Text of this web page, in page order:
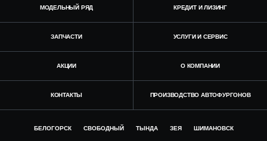
МОДЕЛЬНЫЙ РЯД КРЕДИТ И ЛИЗИНГ
ЗАПЧАСТИ УСЛУГИ И СЕРВИС
АКЦИИ О КОМПАНИИ
КОНТАКТЫ ПРОИЗВОДСТВО АВТОФУРГОНОВ
БЕЛОГОРСК СВОБОДНЫЙ ТЫНДА ЗЕЯ ШИМАНОВСК